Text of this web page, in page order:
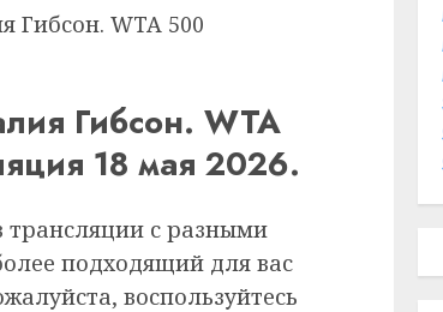
WTA 500
Гибсон. WTA
18 мая 2026.
трансляции с разными
подходящий для вас
воспользуйтесь